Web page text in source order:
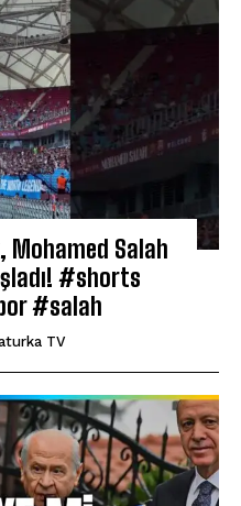
Mohamed Salah
#shorts
#salah
TV